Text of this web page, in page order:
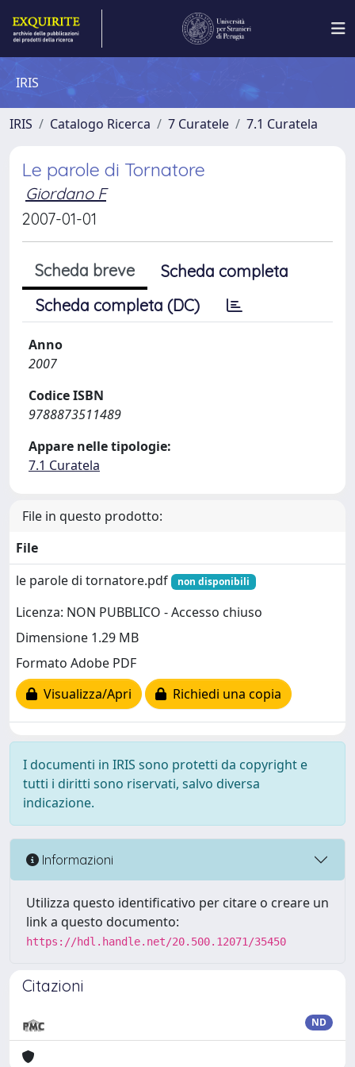
IRIS
IRIS Catalogo Ricerca 7 Curatele 7.1 Curatela
Le parole di Tornatore
Giordano F
2007-01-01
Scheda breve
Scheda completa
Scheda completa (DC)
Anno
2007
Codice ISBN
9788873511489
Appare nelle tipologie:
7.1 Curatela
File in questo prodotto:
File
le parole di tornatore.pdf
non disponibili
Licenza: NON PUBBLICO - Accesso chiuso
Dimensione 1.29 MB
Formato Adobe PDF
Visualizza/Apri
Richiedi una copia
I documenti in IRIS sono protetti da copyright e
tutti i diritti sono riservati, salvo diversa
indicazione.
Informazioni
Utilizza questo identificativo per citare o creare un
link a questo documento:
https://hdl.handle.net/20.500.12071/35450
Citazioni
ND